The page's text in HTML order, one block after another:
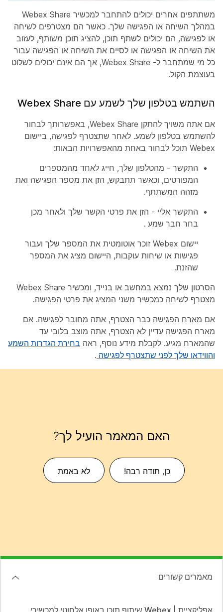
משתתפים אחרים יכולים להתחבר למכשיר Webex Share
במהלך השיחה או הפגישה שלך. כאשר הם מצטרפים לשיחה
או לפגישה, הם יכולים לשתף תוכן, להציג תוכן משותף, לעזוב
את השיחה או הפגישה או לסיים את השיחה או הפגישה עבור
כל מי שמתחבר ל- Webex Share, אך הם אינם יכולים לשלוט
בעוצמת הקול.
השתמש בטלפון שלך לשמע עם Webex Share
אם אתה משויך להתקן Webex Share, באפשרותך לבחור
להשתמש בטלפון לשמע. לאחר שתצטרף לפגישה, ביישום
Webex תוכל לבחור באחת מהאפשרויות הבאות:
התקשר - מהטלפון שלך, חייג לאחד מהמספרים
המפורטים, וכאשר תתבקש, הזן את מספר הפגישה ואת
מזהה המשתתף.
התקשר אליי - הזן את פרטי הקשר שלך ולאחר מכן
בחר חבר שמע .
יישום Webex זוכר אוטומטית את המספר שלך ועבור
פגישות או שיחות עוקבות, היישום מציג את המספר
שהזנת.
הסרטון שלך נמצא במחשב או בנייד, ומכשיר Webex Share
מצטרף לשיחה כמכשיר משני המציג את פרטי הפגישה.
אם מארח הפגישה כבר הצטרף, אתה מחובר לפגישה. אם
מארח הפגישה עדיין לא הצטרף, אתה מוצב בלובי עד
שהמארח מגיע. לקבלת מידע נוסף, ראה בחירת הגדרות השמע
והווידאו שלך לפני שתצטרף לפגישה .
האם המאמר הועיל לך?
כן, תודה רבה! לא באמת
מאמרים קשורים
אפליקציית | Webex שיתוף תוכן באופן אלחוטי למכשירי